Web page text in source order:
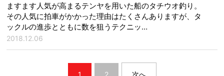
ますます人気が高まるテンヤを用いた船のタチウオ釣り。
その人気に拍車がかかった理由はたくさんありますが、タ
ックルの進歩とともに数を狙うテクニッ…
2018.12.06
1 2 次へ